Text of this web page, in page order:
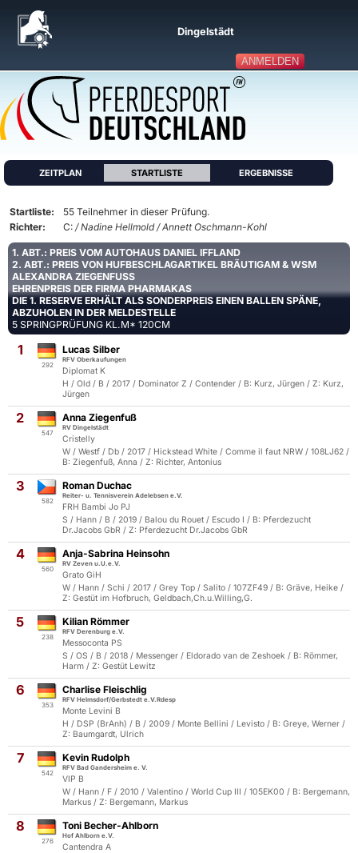
ANMELDEN
Dingelstädt
ZEITPLAN STARTLISTE ERGEBNISSE
Startliste:
55 Teilnehmer in dieser Prüfung.
Richter:
C: / Nadine Hellmold / Annett Oschmann-Kohl
1. ABT.: PREIS VOM AUTOHAUS DANIEL IFFLAND
2. ABT.: PREIS VON HUFBESCHLAGARTIKEL BRÄUTIGAM & WSM
ALEXANDRA ZIEGENFUSS
EHRENPREIS DER FIRMA PHARMAKAS
DIE 1. RESERVE ERHÄLT ALS SONDERPREIS EINEN BALLEN SPÄNE,
ABZUHOLEN IN DER MELDESTELLE
5 SPRINGPRÜFUNG KL.M* 120CM
1
292
Lucas Silber
RFV Oberkaufungen
Diplomat K
H / Old / B / 2017 / Dominator Z / Contender / B: Kurz, Jürgen / Z: Kurz,
Jürgen
2
547
Anna Ziegenfuß
RV Dingelstädt
Cristelly
W / Westf / Db / 2017 / Hickstead White / Comme il faut NRW / 108LJ62 /
B: Ziegenfuß, Anna / Z: Richter, Antonius
3
582
Roman Duchac
Reiter- u. Tennisverein Adelebsen e.V.
FRH Bambi Jo PJ
S / Hann / B / 2019 / Balou du Rouet / Escudo I / B: Pferdezucht
Dr.Jacobs GbR / Z: Pferdezucht Dr.Jacobs GbR
4
560
Anja-Sabrina Heinsohn
RV Zeven u.U.e.V.
Grato GiH
W / Hann / Schi / 2017 / Grey Top / Salito / 107ZF49 / B: Gräve, Heike /
Z: Gestüt im Hofbruch, Geldbach,Ch.u.Willing,G.
5
238
Kilian Römmer
RFV Derenburg e.V.
Messoconta PS
S / OS / B / 2018 / Messenger / Eldorado van de Zeshoek / B: Römmer,
Harm / Z: Gestüt Lewitz
6
353
Charlise Fleischlig
RFV Helmsdorf/Gerbstedt e.V.Rdesp
Monte Levini B
H / DSP (BrAnh) / B / 2009 / Monte Bellini / Levisto / B: Greye, Werner /
Z: Baumgardt, Ulrich
7
542
Kevin Rudolph
RFV Bad Gandersheim e. V.
VIP B
W / Hann / F / 2010 / Valentino / World Cup III / 105EK00 / B: Bergemann,
Markus / Z: Bergemann, Markus
8
276
Toni Becher-Ahlborn
Hof Ahlborn e.V.
Cantendra A